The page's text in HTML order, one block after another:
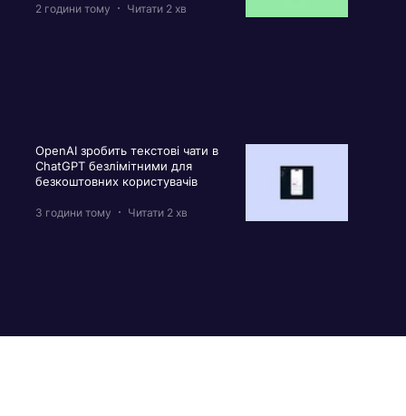
2 години тому Читати 2 хв
OpenAI зробить текстові чати в
ChatGPT безлімітними для
безкоштовних користувачів
3 години тому Читати 2 хв